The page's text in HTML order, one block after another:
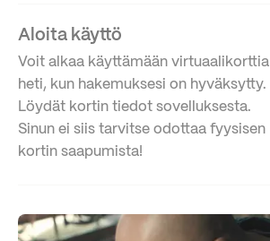
Aloita käyttö
Voit alkaa käyttämään virtuaalikorttia
heti, kun hakemuksesi on hyväksytty.
Löydät kortin tiedot sovelluksesta.
Sinun ei siis tarvitse odottaa fyysisen
kortin saapumista!